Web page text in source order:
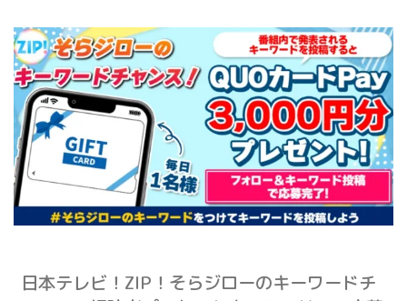
日本テレビ！ZIP！そらジローのキーワードチ